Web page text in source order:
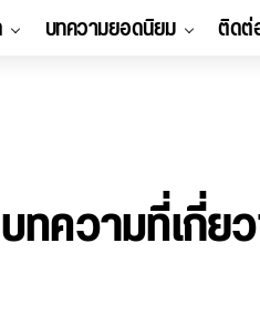
บทความยอดนิยม ติดต่
บทความที่เกี่ย